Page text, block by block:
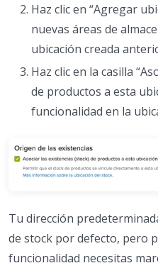
Haz clic en “Agregar
nuevas áreas de
ubicación creada
Haz clic en la casilla
de productos a esta
funcionalidad en la
Tu dirección
de stock por defecto, pero
funcionalidad necesitas